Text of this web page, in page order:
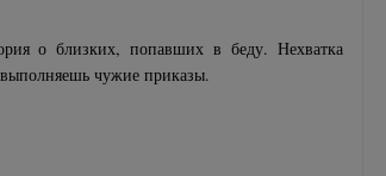
о близких, попавших в беду. Нехватка
чужие приказы.